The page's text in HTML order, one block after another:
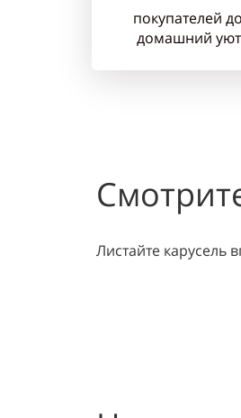
покупателей
домашний
Листайте карусель